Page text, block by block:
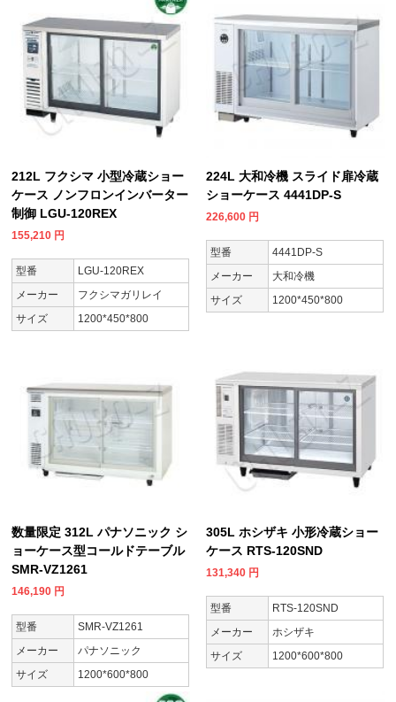
212L フクシマ 小型冷蔵ショー
ケース ノンフロンインバーター
制御 LGU-120REX
155,210 円
型番
LGU-120REX
メーカー
フクシマガリレイ
サイズ
1200*450*800
224L 大和冷機 スライド扉冷蔵
ショーケース 4441DP-S
226,600 円
型番
4441DP-S
メーカー
大和冷機
サイズ
1200*450*800
数量限定 312L パナソニック シ
ョーケース型コールドテーブル
SMR-VZ1261
146,190 円
型番
SMR-VZ1261
メーカー
パナソニック
サイズ
1200*600*800
305L ホシザキ 小形冷蔵ショー
ケース RTS-120SND
131,340 円
型番
RTS-120SND
メーカー
ホシザキ
サイズ
1200*600*800